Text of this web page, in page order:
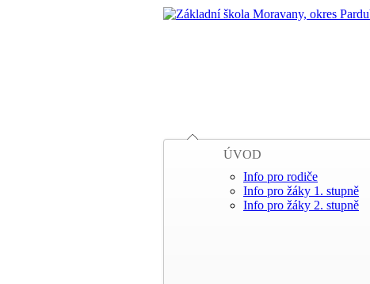
ÚVOD
Info pro rodiče
Info pro žáky 1. stupně
Info pro žáky 2. stupně